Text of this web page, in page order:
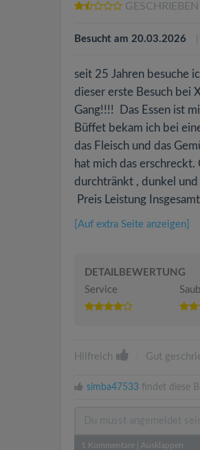
Besucht am 20.03.2026
seit 25 Jahren besuche
dieser erste Besuch bei
Gang!!!! Das Essen ist
Büffet bekam ich bei
das Fleisch und das
hat mich das
durchtränkt , dunkel
Preis Leistung
[Auf extra Seite anzeigen]
DETAILBEWERTUNG
Service
Hilfreich Gut
simba47533 findet diese
1 Kommentare Ausklappen